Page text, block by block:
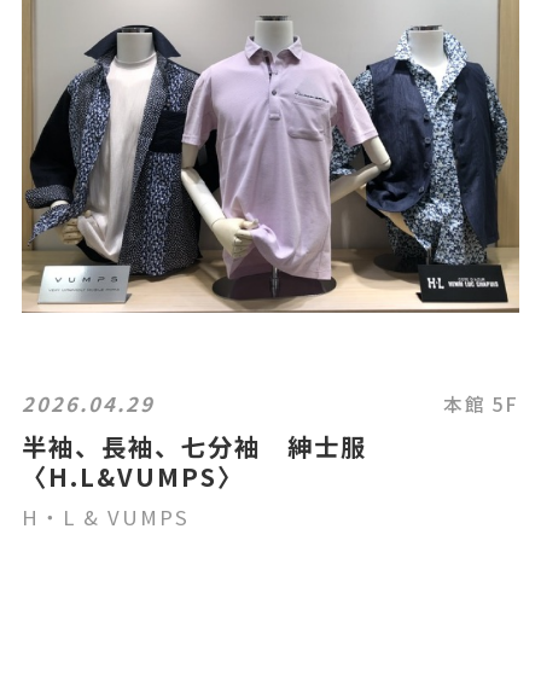
2026.04.29 本館 5F
半袖、長袖、七分袖 紳士服
〈H.L&VUMPS〉
H・L & VUMPS